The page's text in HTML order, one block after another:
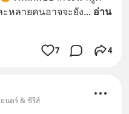
ะหลายคนอาจจะยัง... อ่าน
7 4
นตร์ & ซีรีส์